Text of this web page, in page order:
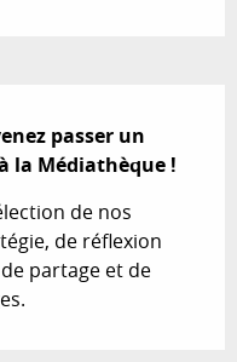
passer un
la Médiathèque !
de nos
de réflexion
partage et de